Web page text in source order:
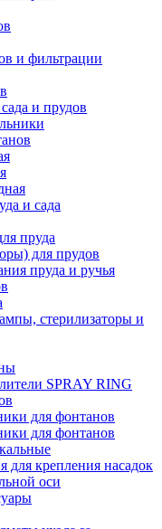
и фильтрации
и прудов
и сада
пруда
для прудов
пруда и ручья
стерилизаторы и
SPRAY RING
для фонтанов
для фонтанов
крепления насадок
оси